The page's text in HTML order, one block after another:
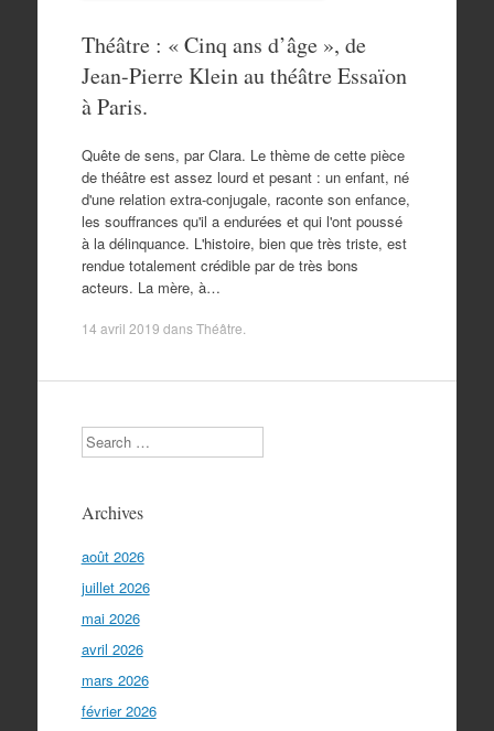
Théâtre : « Cinq ans d’âge », de
Jean-Pierre Klein au théâtre Essaïon
à Paris.
Quête de sens, par Clara. Le thème de cette pièce
de théâtre est assez lourd et pesant : un enfant, né
d'une relation extra-conjugale, raconte son enfance,
les souffrances qu'il a endurées et qui l'ont poussé
à la délinquance. L'histoire, bien que très triste, est
rendue totalement crédible par de très bons
acteurs. La mère, à…
14 avril 2019 dansThéâtre
Search
Archives
août 2026
juillet 2026
mai 2026
avril 2026
mars 2026
février 2026